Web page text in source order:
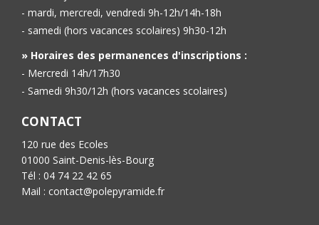
- mardi, mercredi, vendredi 9h-12h/14h-18h
- samedi (hors vacances scolaires) 9h30-12h
» Horaires des permanences d'inscriptions :
- Mercredi 14h/17h30
- Samedi 9h30/12h (hors vacances scolaires)
CONTACT
120 rue des Ecoles
01000 Saint-Denis-lès-Bourg
Tél : 04 74 22 42 65
Mail : contact@polepyramide.fr